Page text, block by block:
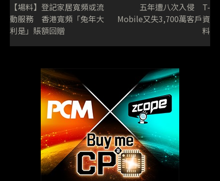
【場料】登記家居寬頻或流
動服務 香港寬頻「兔年大
利是」賬額回贈
五年遭八次入侵 T-
Mobile又失3,700萬客戶資
料